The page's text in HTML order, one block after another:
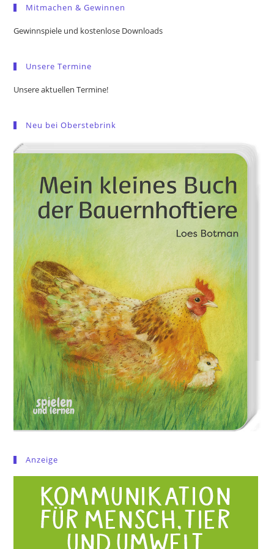
Mitmachen & Gewinnen
Gewinnspiele und kostenlose Downloads
Unsere Termine
Unsere aktuellen Termine!
Neu bei Oberstebrink
Anzeige